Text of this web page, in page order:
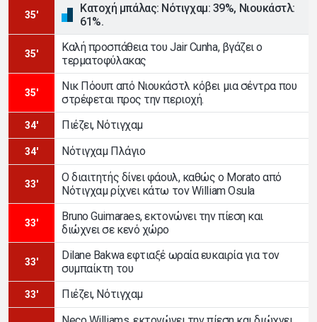
35'
Κατοχή μπάλας: Νότιγχαμ: 39%, Νιουκάστλ:
61%.
35'
Καλή προσπάθεια του Jair Cunha, βγάζει ο
τερματοφύλακας
35'
Νικ Πόουπ από Νιουκάστλ κόβει μια σέντρα που
στρέφεται προς την περιοχή.
34' Πιέζει, Νότιγχαμ
34' Νότιγχαμ Πλάγιο
33'
Ο διαιτητής δίνει φάουλ, καθώς ο Morato από
Νότιγχαμ ρίχνει κάτω τον William Osula
33'
Bruno Guimaraes, εκτονώνει την πίεση και
διώχνει σε κενό χώρο
33'
Dilane Bakwa εφτιαξέ ωραία ευκαιρία για τον
συμπαίκτη του
33' Πιέζει, Νότιγχαμ